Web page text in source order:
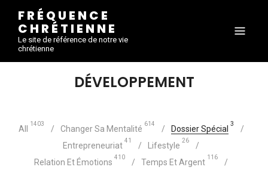
FRÉQUENCE
CHRÉTIENNE
Le site de référence de notre vie
chrétienne
DÉVELOPPEMENT
All
1403
Changer Sa Mentalité
614
Dossier Spécial
3
Entrepreneuriat
41
Lifestyle
26
Relation Et Émotions
410
Temps Et Argent
116